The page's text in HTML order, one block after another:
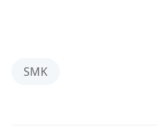
SMK